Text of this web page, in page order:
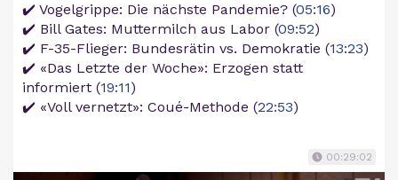
✔️ Vogelgrippe: Die nächste Pandemie? (05:16)
✔️ Bill Gates: Muttermilch aus Labor (09:52)
✔️ F-35-Flieger: Bundesrätin vs. Demokratie (13:23)
✔️ «Das Letzte der Woche»: Erzogen statt
informiert (19:11)
✔️ «Voll vernetzt»: Coué-Methode (22:53)
00:29:02